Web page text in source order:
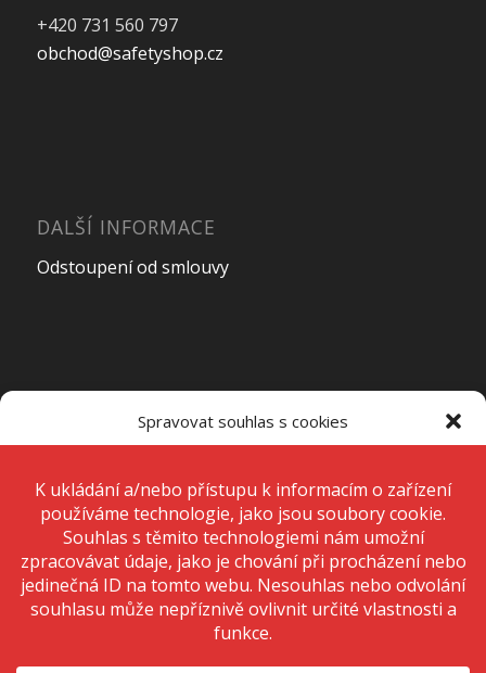
Spravovat souhlas s cookies
technologie, jako jsou soubory cookie. Děláme to, abychom zlepšili
zážitek z prohlížení a zobrazovali personalizované reklamy. Souhlas s
těmito technologiemi nám umožní zpracovávat údaje, jako je chování
při procházení nebo jedinečná ID na tomto webu. Nesouhlas nebo
odvolání souhlasu může nepříznivě ovlivnit určité vlastnosti a funkce.
Přijmout
+420 731 560 797
obchod@safetyshop.cz
DALŠÍ INFORMACE
Odstoupení od smlouvy
Pondělí – Pátek7:00 – 15:00
SobotaZavřeno
Neděle Zavřeno